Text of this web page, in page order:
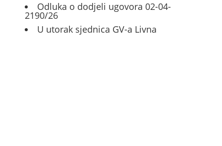
Odluka o dodjeli ugovora 02-04-
2190/26
U utorak sjednica GV-a Livna